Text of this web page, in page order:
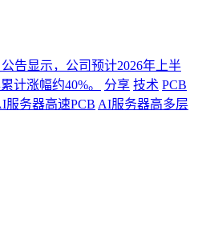
告显示，公司预计2026年上半
计涨幅约40%。 分享 技术 PCB
服务器高速PCB AI服务器高多层